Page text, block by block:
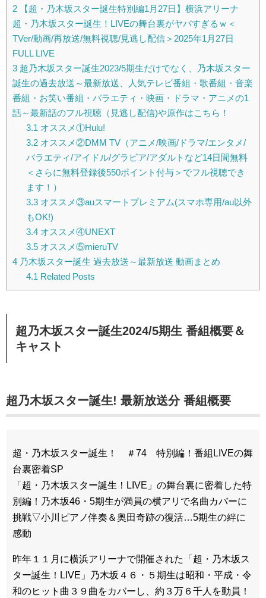
2 【超・乃木坂スター誕生特別編1月27日】横浜アリーナ
超・乃木坂スター誕生！LIVEの舞台裏がヤバすぎるｗ＜
TVer/動画/再放送/無料視聴/見逃し配信＞2025年1月27日
FULL LIVE
3 超乃木坂スター誕生2023/5期生だけでなく、乃木坂スター
誕生の過去放送～最新放送、人気テレビ番組・歌番組・音楽
番組・お笑い番組・バラエティ・映画・ドラマ・アニメの1
話～最新話のフル視聴（見逃し配信)や原作はこちら！
3.1 オススメ①Hulu!
3.2オススメ②DMM TV（アニメ/映画/ドラマ/エンタメ/
バラエティ/アイドル/グラビア/アダルトなど14日間無料
＜さらに無料登録後550ポイント付与＞でフル視聴でき
ます！）
3.3オススメ③auスマートプレミアム(スマホ専用/au以外
もOK!)
3.4オススメ④UNEXT
3.5オススメ⑤mieruTV
4 乃木坂スター誕生 過去放送～最新放送 動画まとめ
4.1 Related Posts
超乃木坂スター誕生2024/5期生 番組概要＆
キャスト
超乃木坂スター誕生! 最新放送分 番組概要
超・乃木坂スター誕生！ ＃74 特別編！番組LIVEの舞
台裏密着SP
「超・乃木坂スター誕生！LIVE」の舞台裏に密着した特
別編！乃木坂46・5期生が満員の横アリで名曲カバーに
挑戦▽小川ピアノ伴奏＆奥田奇跡の復活…5期生の絆に
感動
昨年１１月に横浜アリーナで開催された「超・乃木坂ス
ター誕生！LIVE」乃木坂４６・５期生は昭和・平成・令
和のヒット曲３９曲をカバーし、約３万６千人を動員！